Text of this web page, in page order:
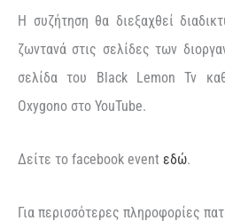
Η συζήτηση θα διεξαχθεί
ζωντανά στις σελίδες των
σελίδα του Black Lemon Tv
Οxygono στο YouTube.
Δείτε το facebook event εδώ.
Για περισσότερες πληροφορίες